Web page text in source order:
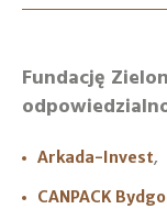
Fundację
Arkada-Invest,
CANPACK